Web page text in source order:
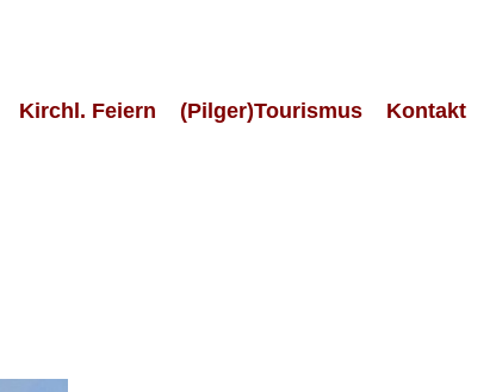
Kirchl. Feiern (Pilger)Tourismus Kontakt